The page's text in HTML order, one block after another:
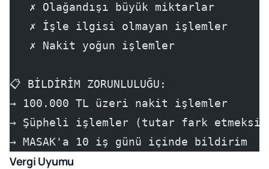
   ✗ Olağandışı büyük miktarlar
   ✗ İşle ilgisi olmayan işlemler
   ✗ Nakit yoğun işlemler
📋 BİLDİRİM ZORUNLULUĞU:
→ 100.000 TL üzeri nakit işlemler
→ Şüpheli işlemler (tutar fark
→ MASAK'a 10 iş günü içinde bildirim
Vergi Uyumu